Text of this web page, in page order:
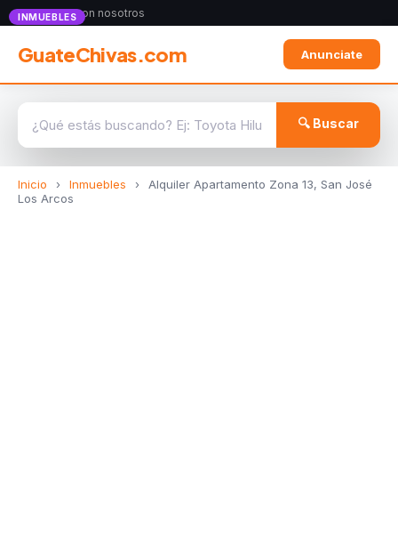
Anunciate con nosotros
GuateChivas.com Anunciate
🔍 Buscar
Inicio › Inmuebles ›
Alquiler Apartamento Zona 13, San José
Los Arcos
INMUEBLES